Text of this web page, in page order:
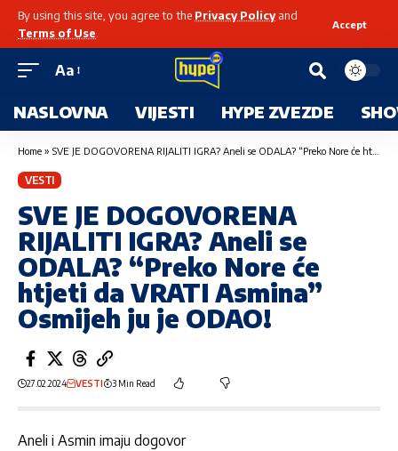
By using this site, you agree to the Privacy Policyand
Terms of Use
Accept
Aa
NASLOVNA VIJESTI HYPE ZVEZDE
Home » SVE JE DOGOVORENA RIJALITI IGRA? Aneli se ODALA? “Preko Nore će htjeti da VRATI Asmina” Osmijeh ju je ODAO!
VESTI
SVE JE DOGOVORENA
RIJALITI IGRA? Aneli se
ODALA? “Preko Nore će
htjeti da VRATI Asmina”
Osmijeh ju je ODAO!
27.02.2024 VESTI 3 Min Read
Aneli i Asmin imaju dogovor